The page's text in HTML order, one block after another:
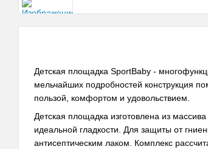
Детская площадка SportBaby -
мельчайших подробностей конструкция
пользой, комфортом и удовольствием.
Детская площадка изготовлена из
идеальной гладкости. Для защиты от
антисептическим лаком. Комплекс